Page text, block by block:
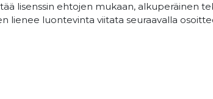
lisenssin ehtojen mukaan, alkuperäinen
lienee luontevinta viitata seuraavalla